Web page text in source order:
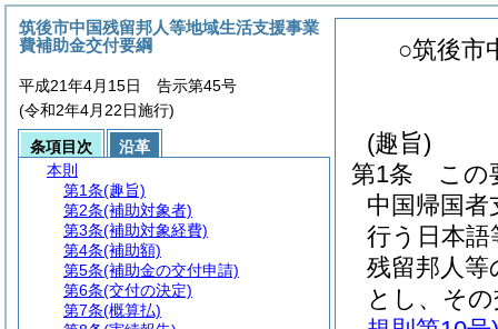
○筑後市
(趣旨)
第1条
この
中国帰国
行う日本語
残留邦人
とし、そ
筑後市中国残留邦人等地域生活支援事業
費補助金交付要綱
平成21年4月15日 告示第45号
(令和2年4月22日施行)
条項目次
沿革
本則
第1条(趣旨)
第2条(補助対象者)
第3条(補助対象経費)
第4条(補助額)
第5条(補助金の交付申請)
第6条(交付の決定)
第7条(概算払)